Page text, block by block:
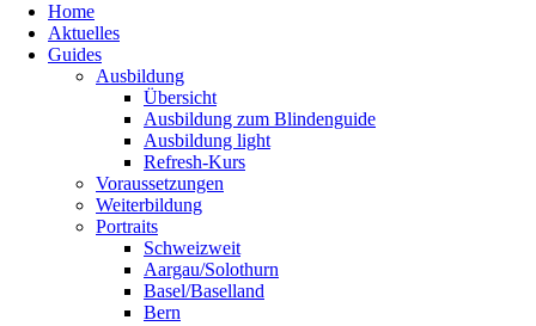
Home
Aktuelles
Guides
Ausbildung
Übersicht
Ausbildung zum Blindenguide
Ausbildung light
Refresh-Kurs
Voraussetzungen
Weiterbildung
Portraits
Schweizweit
Aargau/Solothurn
Basel/Baselland
Bern